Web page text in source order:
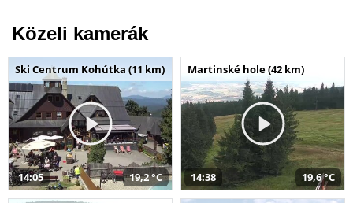
Közeli kamerák
Ski Centrum Kohútka (11 km)
14:05 19,2 °C
Martinské hole (42 km)
14:38 19,6 °C